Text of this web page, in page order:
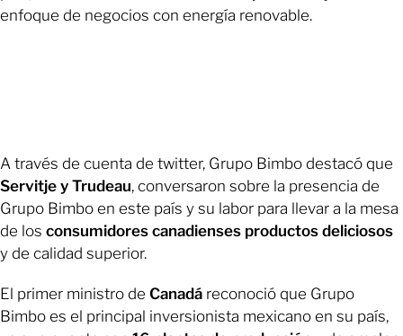
enfoque de negocios con energía renovable.
A través de cuenta de twitter, Grupo Bimbo destacó que
Servitje y Trudeau, conversaron sobre la presencia de
Grupo Bimbo en este país y su labor para llevar a la mesa
de los consumidores canadienses productos deliciosos
y de calidad superior.
El primer ministro de Canadá reconoció que Grupo
Bimbo es el principal inversionista mexicano en su país,